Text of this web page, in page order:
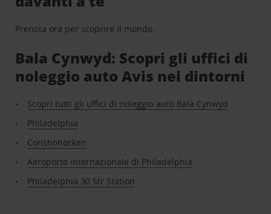
Prenota ora per scoprire il mondo.
Bala Cynwyd: Scopri gli uffici di
noleggio auto Avis nei dintorni
Scopri tutti gli uffici di noleggio auto Bala Cynwyd
Philadelphia
Conshohocken
Aeroporto internazionale di Philadelphia
Philadelphia 30 Str Station